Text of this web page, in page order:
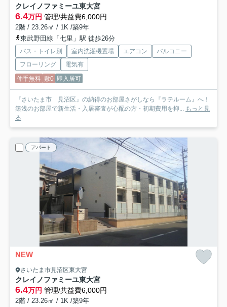
クレイノファミーユ東大宮
6.4万円 管理/共益費6,000円
2階 / 23.26㎡ / 1K /築9年
東武野田線「七里」駅 徒歩26分
バス・トイレ別 室内洗濯機置場 エアコン
バルコニー
フローリング
電気有
仲手無料 敷0 即入居可
『さいたま市 見沼区』の納得のお部屋さがしなら『ラテルーム』へ！
築浅のお部屋で新生活・入居審査が心配の方・初期費用を抑... もっと見
る
アパート
NEW
さいたま市見沼区東大宮
クレイノファミーユ東大宮
6.4万円 管理/共益費6,000円
2階 / 23.26㎡ / 1K /築9年